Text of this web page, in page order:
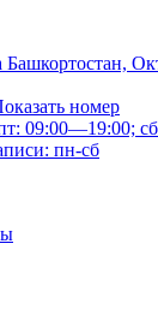
Башкортостан,
номер
09:00—19:00;
пн-сб